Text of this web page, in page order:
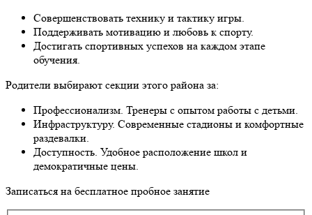
Совершенствовать технику и тактику игры.
Поддерживать мотивацию и любовь к спорту.
Достигать спортивных успехов на каждом этапе
обучения.
Родители выбирают секции этого района за:
Профессионализм. Тренеры с опытом работы с детьми.
Инфраструктуру. Современные стадионы и комфортные
раздевалки.
Доступность. Удобное расположение школ и
демократичные цены.
Записаться на бесплатное пробное занятие